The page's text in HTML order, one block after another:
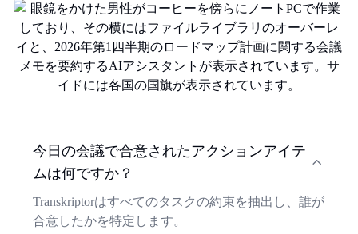
今日の会議で合意されたアクションアイテ
ムは何ですか？
Transkriptorはすべてのタスクの約束を抽出し、誰が
合意したかを特定します。